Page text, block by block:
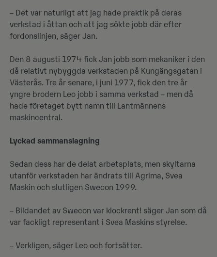
– Det var naturligt att jag hade praktik på deras
verkstad i åttan och att jag sökte jobb där efter
fordonslinjen, säger Jan.
Den 8 augusti 1974 fick Jan jobb som mekaniker i den
då relativt nybyggda verkstaden på Kungängsgatan i
Västerås. Tre år senare, i juni 1977, fick den tre år
yngre brodern Leo jobb i samma verkstad – men då
hade företaget bytt namn till Lantmännens
maskincentral.
Lyckad sammanslagning
Sedan dess har de delat arbetsplats, men skyltarna
utanför verkstaden har ändrats till Agrima, Svea
Maskin och slutligen Swecon 1999.
– Bildandet av Swecon var klockrent! säger Jan som då
var fackligt representant i Svea Maskins styrelse.
– Verkligen, säger Leo och fortsätter.